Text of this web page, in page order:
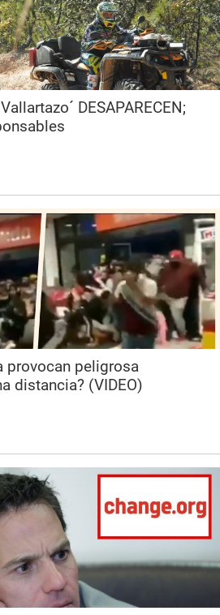
DESAPARECEN;
provocan peligrosa
distancia? (VIDEO)